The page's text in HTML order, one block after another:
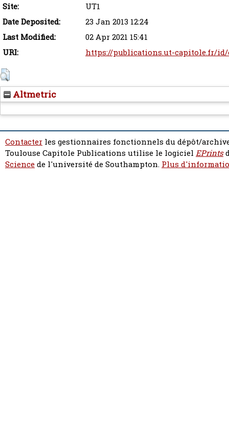
Site:
UT1
Date Deposited:
23 Jan 2013 12:24
Last Modified:
02 Apr 2021 15:41
URI:
https://publications.ut-capitole.fr/
Altmetric
Contacter les gestionnaires fonctionnels du dépôt/
Toulouse Capitole Publications utilise le logiciel EPrints
Sciencede l'université de Southampton. Plus